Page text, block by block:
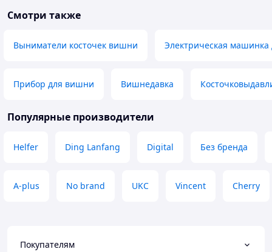
працює з ізолентою. Сам девайс
пластик хлипкий.
підготовка
для вареників
Преимущества
Швидкість
Смотри также
Выниматели косточек вишни Электрическая машинка
Прибор для вишни Вишнедавка
Популярные производители
Helfer Ding Lanfang Digital Без бренда
A-plus No brand UKC Vincent Cherry
Покупателям